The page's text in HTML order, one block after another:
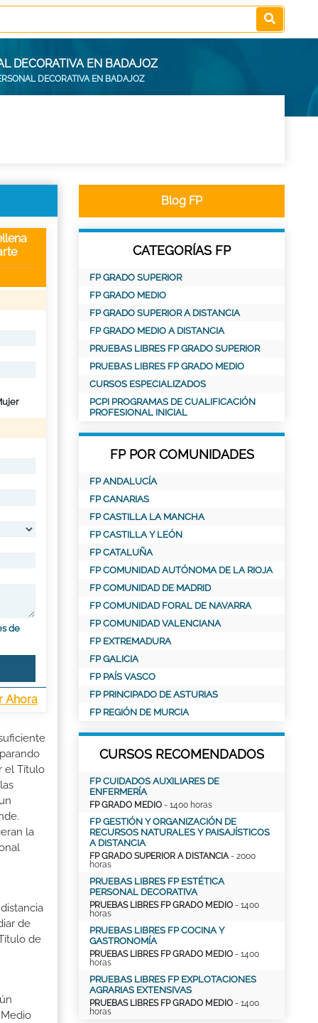
DECORATIVA EN BADAJOZ
DECORATIVA EN BADAJOZ
de
Ahora
el Título
la
de
de
Blog FP
CATEGORÍAS FP
FP GRADO SUPERIOR
FP GRADO MEDIO
FP GRADO SUPERIOR A DISTANCIA
FP GRADO MEDIO A DISTANCIA
PRUEBAS LIBRES FP GRADO SUPERIOR
PRUEBAS LIBRES FP GRADO MEDIO
CURSOS ESPECIALIZADOS
PCPI PROGRAMAS DE CUALIFICACIÓN
PROFESIONAL INICIAL
FP POR COMUNIDADES
FP ANDALUCÍA
FP CANARIAS
FP CASTILLA LA MANCHA
FP CASTILLA Y LEÓN
FP CATALUÑA
FP COMUNIDAD AUTÓNOMA DE LA RIOJA
FP COMUNIDAD DE MADRID
FP COMUNIDAD FORAL DE NAVARRA
FP COMUNIDAD VALENCIANA
FP EXTREMADURA
FP GALICIA
FP PAÍS VASCO
FP PRINCIPADO DE ASTURIAS
FP REGIÓN DE MURCIA
CURSOS RECOMENDADOS
FP CUIDADOS AUXILIARES DE
ENFERMERÍA
FP GRADO MEDIO - 1400 horas
FP GESTIÓN Y ORGANIZACIÓN DE
RECURSOS NATURALES Y PAISAJÍSTICOS
A DISTANCIA
FP GRADO SUPERIOR A DISTANCIA- 2000
horas
PRUEBAS LIBRES FP ESTÉTICA
PERSONAL DECORATIVA
PRUEBAS LIBRES FP GRADO MEDIO - 1400
horas
PRUEBAS LIBRES FP COCINA Y
GASTRONOMÍA
PRUEBAS LIBRES FP GRADO MEDIO - 1400
horas
PRUEBAS LIBRES FP EXPLOTACIONES
AGRARIAS EXTENSIVAS
PRUEBAS LIBRES FP GRADO MEDIO - 1400
horas